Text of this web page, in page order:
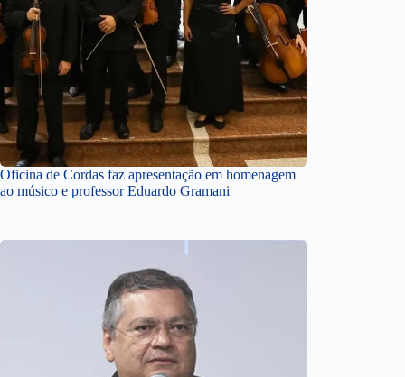
Oficina de Cordas faz apresentação em homenagem
ao músico e professor Eduardo Gramani